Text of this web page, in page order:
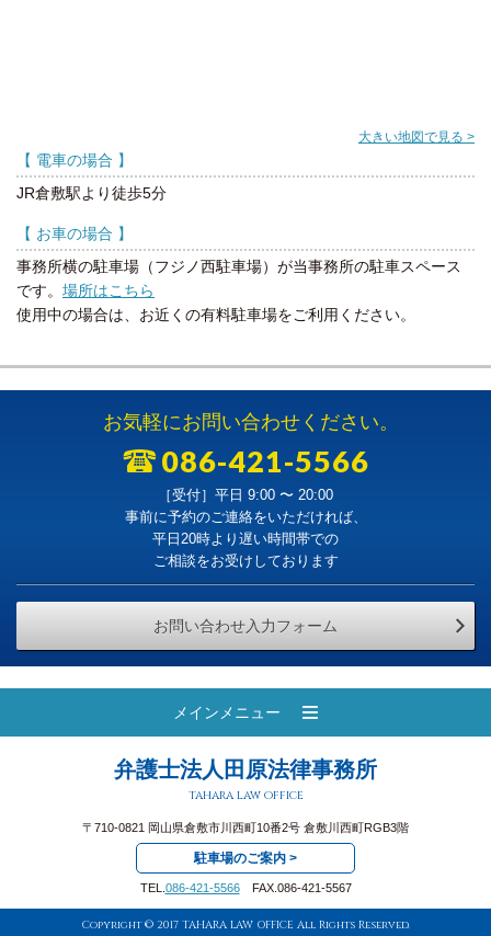
大きい地図で見る >
【 電車の場合 】
JR倉敷駅より徒歩5分
【 お車の場合 】
事務所横の駐車場（フジノ西駐車場）が当事務所の駐車スペース
です。 場所はこちら
使用中の場合は、お近くの有料駐車場をご利用ください。
お気軽にお問い合わせください。
086-421-5566
［受付］平日 9:00 〜 20:00
事前に予約のご連絡をいただければ、
平日20時より遅い時間帯での
ご相談をお受けしております
お問い合わせ入力フォーム
メインメニュー
弁護士法人田原法律事務所
tahara law office
〒710-0821 岡山県倉敷市川西町10番2号 倉敷川西町RGB3階
駐車場のご案内 >
TEL. 086-421-5566FAX.086-421-5567
Copyright © 2017 TAHARA LAW OFFICE All Rights Reserved.